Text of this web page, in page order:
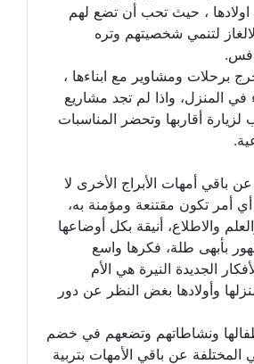
، حيث تحب أن تضع لهم
لتنمي شخصيتهم وتره
برحلات ومشاوير مع ابناءها ،
في المنزل، واذا لم تجد مشاريع
أقاربها وتحضر المناسبات
باقي أمهات الأبراج الأخرى لا
أي أمر تكون مقتنعة ومؤمنة به،
والاطلاع، أنيقة بكل أوضاعها
بأبهى طلة، فكرها واسع
الجديدة النيرة هي الأم
وأولادها بغض النظر عن دور
ونشاطاتهم وتضعهم في خضم
المختلفة عن باقي الأمهات بتربية